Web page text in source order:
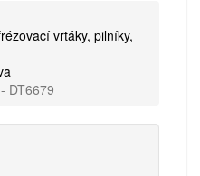
vrtáky, pilníky,
DT6679